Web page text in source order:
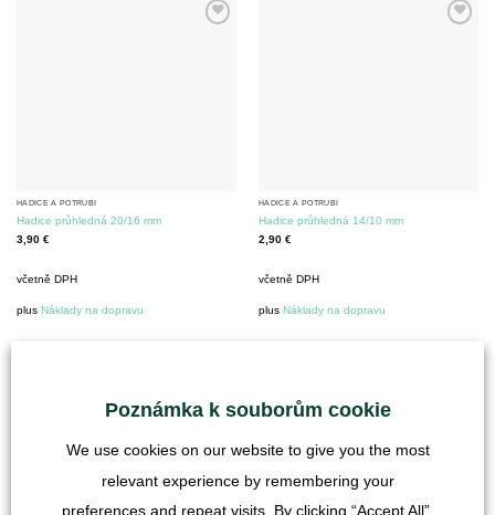
HADICE A POTRUBÍ
Hadice průhledná 20/16 mm
3,90 €
včetně DPH
plus Náklady na dopravu
HADICE A POTRUBÍ
Hadice průhledná 14/10 mm
2,90 €
včetně DPH
plus Náklady na dopravu
Poznámka k souborům cookie
We use cookies on our website to give you the most
relevant experience by remembering your
preferences and repeat visits. By clicking “Accept All”,